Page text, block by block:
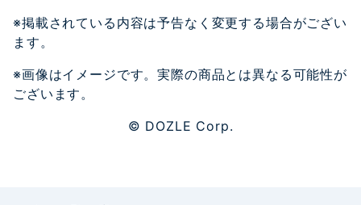
※掲載されている内容は予告なく変更する場合がござい
ます。
※画像はイメージです。実際の商品とは異なる可能性が
ございます。
©︎ DOZLE Corp.